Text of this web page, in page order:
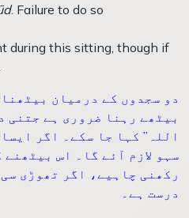
. Failure to do so
during this sitting, though if
دو سجدوں کے درمیان
بیٹھے رہنا ضروری ہے جتنی
اللہ” کہا جا سکے۔ اگر
سہو لازم آئے گا۔ اس
رکھنی چاہیے، اگر تھوڑی
درست ہے۔